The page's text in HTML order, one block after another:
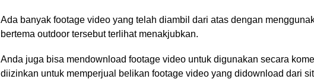
Ada banyak footage video yang telah diambil dari atas dengan
bertema outdoor tersebut terlihat menakjubkan.
Anda juga bisa mendownload footage video untuk digunakan secara
diizinkan untuk memperjual belikan footage video yang didownload dari